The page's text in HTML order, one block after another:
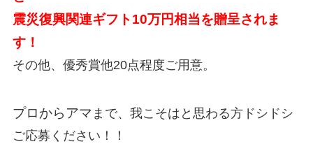
震災復興関連ギフト10万円相当を贈呈されま
す！
その他、優秀賞他20点程度ご用意。
プロからアマ まで、我こそはと思わる方ドシドシ
ご応募ください！！